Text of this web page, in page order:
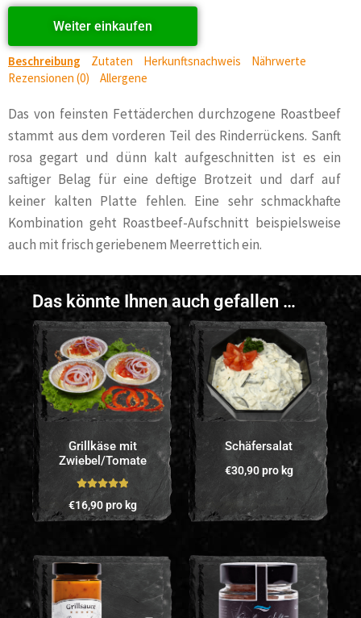
Weiter einkaufen
Beschreibung Zutaten Herkunftsnachweis
Nährwerte
Rezensionen (0)
Allergene
Das von feinsten Fettäderchen durchzogene Roastbeef
stammt aus dem vorderen Teil des Rinderrückens. Sanft
rosa gegart und dünn kalt aufgeschnitten ist es ein
saftiger Belag für eine deftige Brotzeit und darf auf
keiner kalten Platte fehlen. Eine sehr schmackhafte
Kombination geht Roastbeef-Aufschnitt beispielsweise
auch mit frisch geriebenem Meerrettich ein.
Das könnte Ihnen auch gefallen …
Grillkäse mit
Zwiebel/Tomate
Bewertet mit
5.00von 5
€16,90pro kg
Schäfersalat
€30,90pro kg